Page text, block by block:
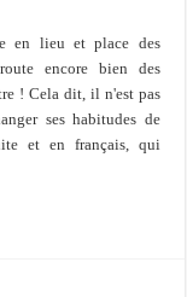
en lieu et place des
encore bien des
! Cela dit, il n'est pas
ses habitudes de
et en français, qui